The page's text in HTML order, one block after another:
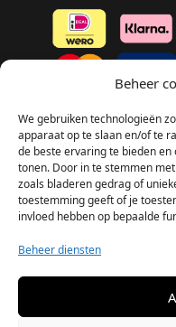
Beheer
We gebruiken technologieën
apparaat op te slaan en/of te
de beste ervaring te bieden
tonen. Door in te stemmen
zoals bladeren gedrag of
toestemming geeft of je
invloed hebben op bepaalde
Beheer diensten
FAQ